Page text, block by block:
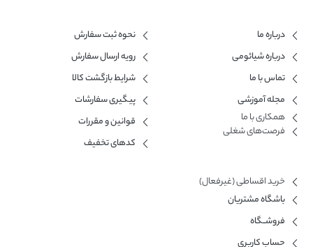
درباره ما
درباره شیائومی
تماس با ما
مجله آموزشی
همکاری با ما​
فرصت‌های شغلی
نحوه ثبت سفارش
رویه ارسال سفارش
شرایط بازگشت کالا
پیگیری سفارشات
قوانین و مقررات
کدهای تخفیف
خرید اقساطی (غیرفعال)
باشگاه مشتریان
فروشــگاه
حساب کاربری